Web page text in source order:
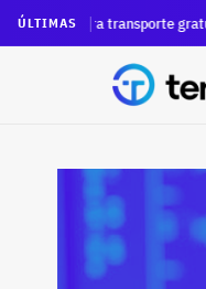
ÚLTIMASgratuito a museus e